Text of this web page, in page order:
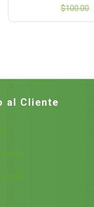
$100.00
al Cliente
cuenta